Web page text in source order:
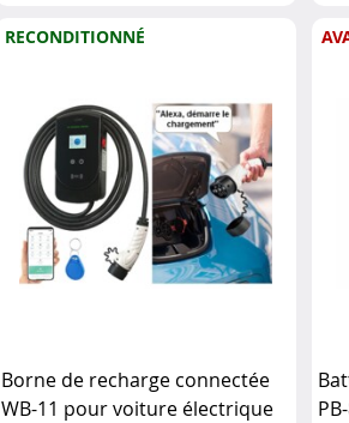
RECONDITIONNÉ
Borne de recharge connectée
WB-11 pour voiture électrique